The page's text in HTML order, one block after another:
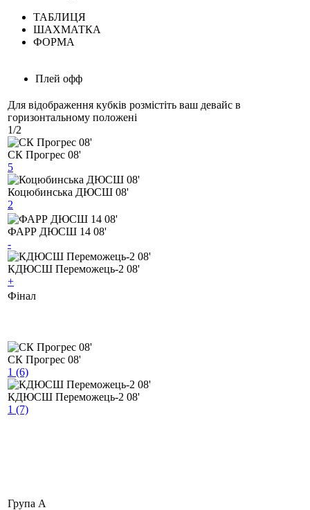
ТАБЛИЦЯ
ШАХМАТКА
ФОРМА
Плей офф
Для відображення кубків розмістіть ваш девайс в
горизонтальному положені
1/2
СК Прогрес 08'
5
Коцюбинська ДЮСШ 08'
2
ФАРР ДЮСШ 14 08'
-
КДЮСШ Переможець-2 08'
+
Фінал
СК Прогрес 08'
1 (6)
КДЮСШ Переможець-2 08'
1 (7)
Група А